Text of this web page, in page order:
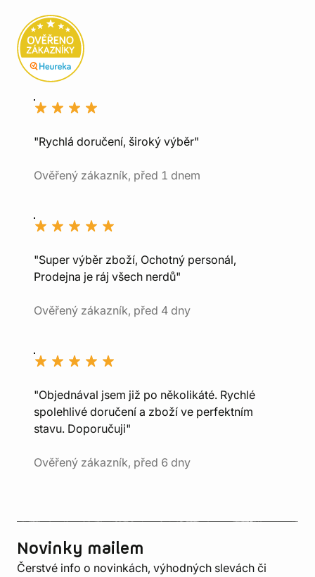
"Rychlá doručení, široký výběr"
Ověřený zákazník, před 1 dnem
"Super výběr zboží, Ochotný personál,
Prodejna je ráj všech nerdů"
Ověřený zákazník, před 4 dny
"Objednával jsem již po několikáté. Rychlé
spolehlivé doručení a zboží ve perfektním
stavu. Doporučuji"
Ověřený zákazník, před 6 dny
Novinky mailem
Čerstvé info o novinkách, výhodných slevách či